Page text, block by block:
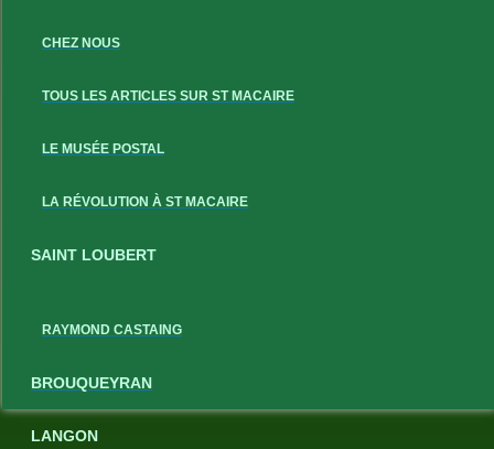
CHEZ NOUS
TOUS LES ARTICLES SUR ST MACAIRE
LE MUSÉE POSTAL
LA RÉVOLUTION À ST MACAIRE
SAINT LOUBERT
RAYMOND CASTAING
BROUQUEYRAN
LANGON